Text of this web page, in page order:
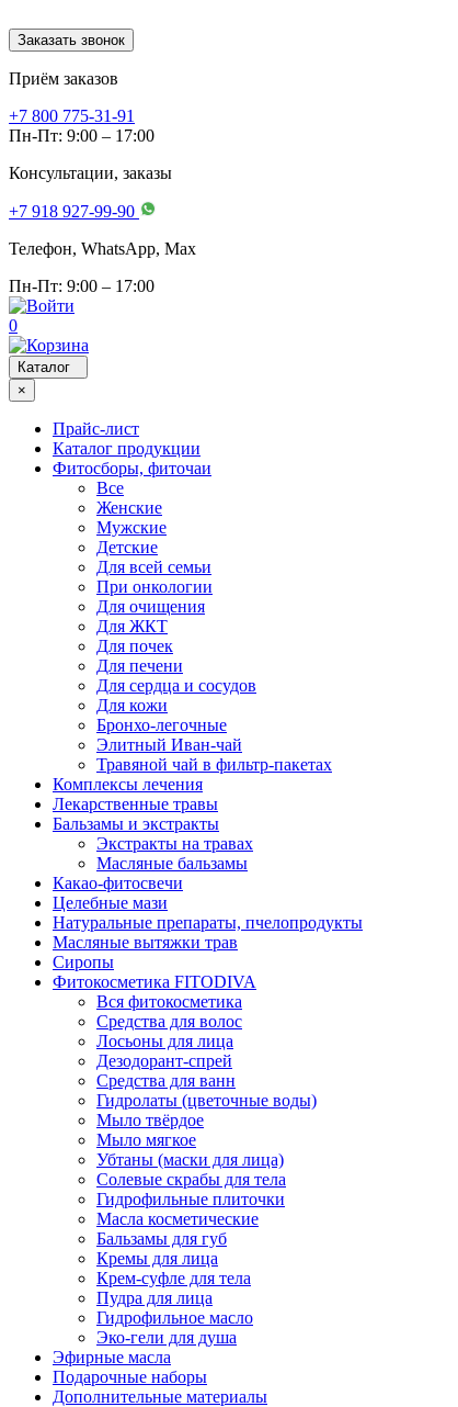
Заказать звонок
Приём заказов
+7 800 775-31-91
Пн-Пт: 9:00 – 17:00
Консультации, заказы
+7 918 927-99-90
Телефон, WhatsApp, Мах
Пн-Пт: 9:00 – 17:00
0
Каталог
×
Прайс-лист
Каталог продукции
Фитосборы, фиточаи
Все
Женские
Мужские
Детские
Для всей семьи
При онкологии
Для очищения
Для ЖКТ
Для почек
Для печени
Для сердца и сосудов
Для кожи
Бронхо-легочные
Элитный Иван-чай
Травяной чай в фильтр-пакетах
Комплексы лечения
Лекарственные травы
Бальзамы и экстракты
Экстракты на травах
Масляные бальзамы
Какао-фитосвечи
Целебные мази
Натуральные препараты, пчелопродукты
Масляные вытяжки трав
Сиропы
Фитокосметика FITODIVA
Вся фитокосметика
Средства для волос
Лосьоны для лица
Дезодорант-спрей
Средства для ванн
Гидролаты (цветочные воды)
Мыло твёрдое
Мыло мягкое
Убтаны (маски для лица)
Солевые скрабы для тела
Гидрофильные плиточки
Масла косметические
Бальзамы для губ
Кремы для лица
Крем-суфле для тела
Пудра для лица
Гидрофильное масло
Эко-гели для душа
Эфирные масла
Подарочные наборы
Дополнительные материалы